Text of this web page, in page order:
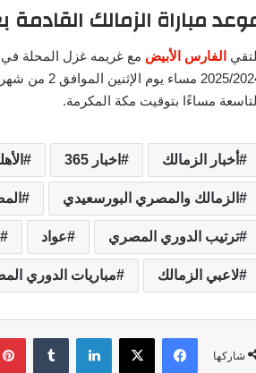
مباراة الزمالك
الفارس الأبيض مع غريمه غزل المحلة في
2025/2024
مساءًا بتوقيت مكة المكرمة.
أخبار الزمالك اخبار 365
الزمالك والمصري البورسعيدي
ترتيب الدوري المصري عواد
لاعبي الزمالك مباريات الدوري
شاركها
فيسبوك ‫X لينكدإن